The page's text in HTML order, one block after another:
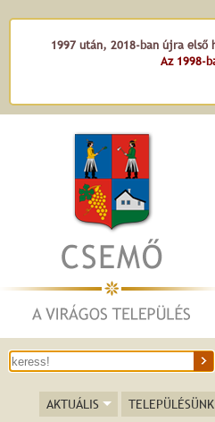
1997 után, 2018-ban újra első
Az 1998-
AKTUÁLIS TELEPÜLÉSÜNK